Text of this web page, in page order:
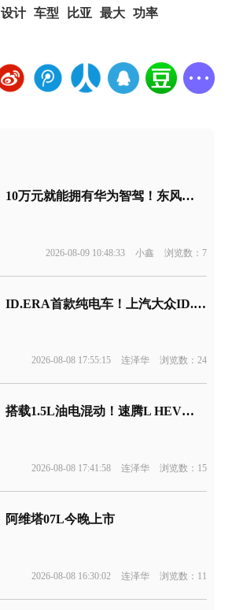
设计 车型 比亚 最大
功率
10万元就能拥有华为智驾！东风新车官宣
2026-08-09 10:48:33 小鑫 浏览数：7
ID.ERA首款纯电车！上汽大众ID.ERA 5X官图发布
2026-08-08 17:55:15 连泽华 浏览数：24
搭载1.5L油电混动！速腾L HEV版申报
2026-08-08 17:41:58 连泽华 浏览数：15
阿维塔07L今晚上市
2026-08-08 16:30:02 连泽华 浏览数：11